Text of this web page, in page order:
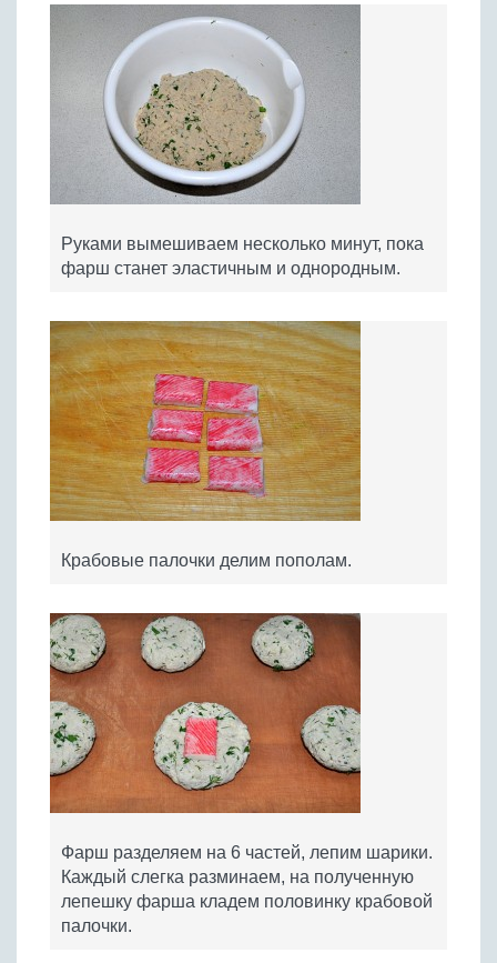
Руками вымешиваем несколько минут, пока
фарш станет эластичным и однородным.
Крабовые палочки делим пополам.
Фарш разделяем на 6 частей, лепим шарики.
Каждый слегка разминаем, на полученную
лепешку фарша кладем половинку крабовой
палочки.